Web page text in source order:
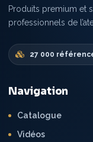
Produits premium et
professionnels de
27 000
Navigation
Catalogue
Vidéos